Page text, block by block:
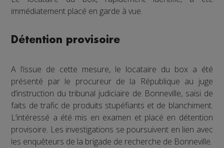
immédiatement placé en garde à vue.
Détention provisoire
A l’issue de cette mesure, le locataire du box a été
présenté par le procureur de la République au juge
d’instruction du tribunal judiciaire de Bonneville, saisi de
faits de trafic de produits stupéfiants et de blanchiment.
L’intéressé a été mis en examen et placé en détention
provisoire. Les investigations se poursuivent en lien avec
les enquêteurs de la brigade de recherche de Bonneville.